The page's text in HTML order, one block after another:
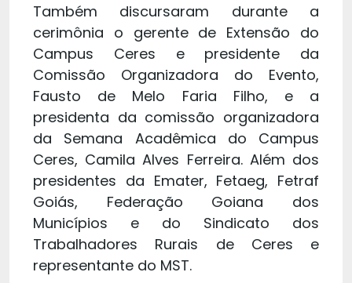
Também discursaram durante a
cerimônia o gerente de Extensão do
Campus Ceres e presidente da
Comissão Organizadora do Evento,
Fausto de Melo Faria Filho, e a
presidenta da comissão organizadora
da Semana Acadêmica do Campus
Ceres, Camila Alves Ferreira. Além dos
presidentes da Emater, Fetaeg, Fetraf
Goiás, Federação Goiana dos
Municípios e do Sindicato dos
Trabalhadores Rurais de Ceres e
representante do MST.